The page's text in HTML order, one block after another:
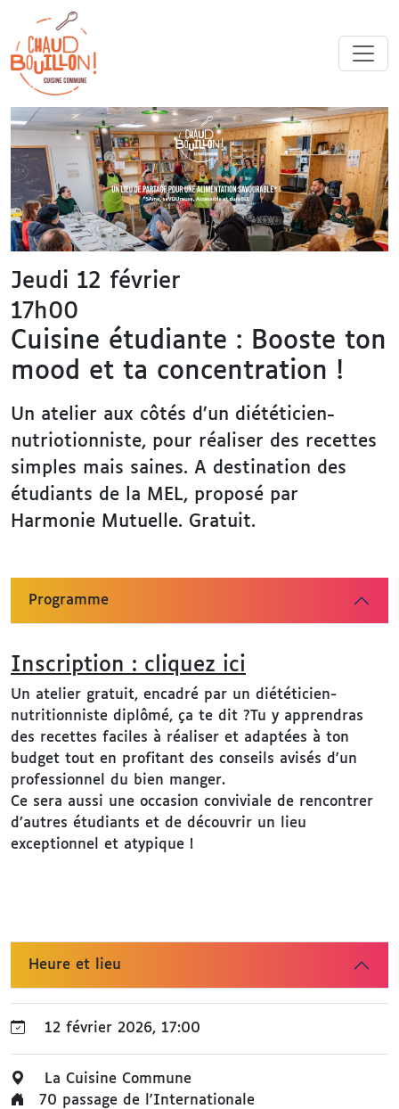
Jeudi 12 février
17h00
Cuisine étudiante : Booste ton
mood et ta concentration !
Un atelier aux côtés d’un diététicien-
nutriotionniste, pour réaliser des recettes
simples mais saines. A destination des
étudiants de la MEL, proposé par
Harmonie Mutuelle. Gratuit.
Programme
Inscription : cliquez ici
Un atelier gratuit, encadré par un diététicien-
nutritionniste diplômé, ça te dit ?Tu y apprendras
des recettes faciles à réaliser et adaptées à ton
budget tout en profitant des conseils avisés d'un
professionnel du bien manger.
Ce sera aussi une occasion conviviale de rencontrer
d’autres étudiants et de découvrir un lieu
exceptionnel et atypique !
Heure et lieu
12 février 2026, 17:00
La Cuisine Commune
70 passage de l'Internationale